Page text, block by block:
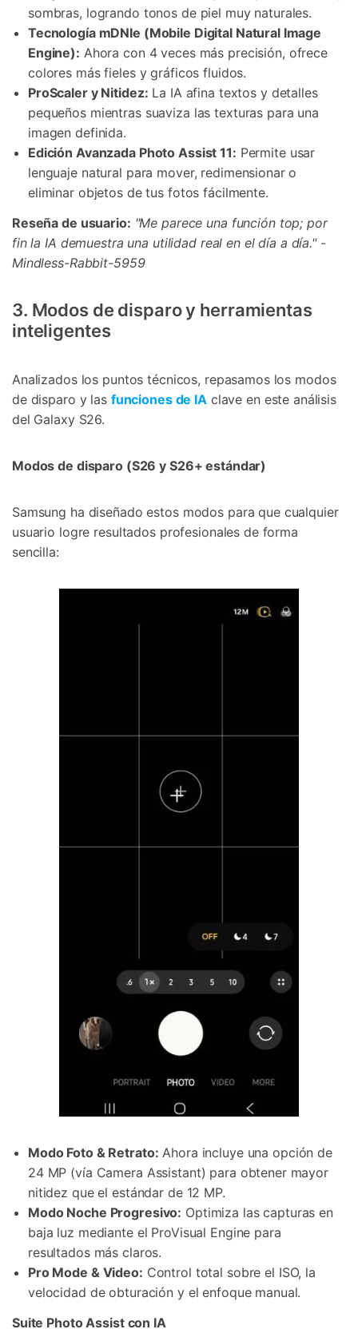
sombras, logrando tonos de piel muy naturales.
Tecnología mDNIe (Mobile Digital Natural Image
Engine): Ahora con 4 veces más precisión, ofrece
colores más fieles y gráficos fluidos.
ProScaler y Nitidez: La IA afina textos y detalles
pequeños mientras suaviza las texturas para una
imagen definida.
Edición Avanzada Photo Assist 11: Permite usar
lenguaje natural para mover, redimensionar o
eliminar objetos de tus fotos fácilmente.
Reseña de usuario: "Me parece una función top; por
fin la IA demuestra una utilidad real en el día a día." -
Mindless-Rabbit-5959
3. Modos de disparo y herramientas
inteligentes
Analizados los puntos técnicos, repasamos los modos
de disparo y las funciones de IAclave en este análisis
del Galaxy S26.
Modos de disparo (S26 y S26+ estándar)
Samsung ha diseñado estos modos para que cualquier
usuario logre resultados profesionales de forma
sencilla:
Modo Foto & Retrato: Ahora incluye una opción de
24 MP (vía Camera Assistant) para obtener mayor
nitidez que el estándar de 12 MP.
Modo Noche Progresivo: Optimiza las capturas en
baja luz mediante el ProVisual Engine para
resultados más claros.
Pro Mode & Video: Control total sobre el ISO, la
velocidad de obturación y el enfoque manual.
Suite Photo Assist con IA